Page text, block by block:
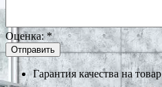
Оценка:*
Гарантия качества на товар